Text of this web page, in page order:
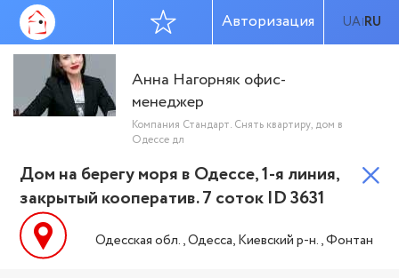
UA|RU
Авторизация
Анна Нагорняк офис-
менеджер
Компания Стандарт. Снять квартиру, дом в
Одессе дл
Дом на берегу моря в Одессе, 1-я линия,
закрытый кооператив. 7 соток ID 3631
Одесская обл., Одесса, Киевский р-н., Фонтан